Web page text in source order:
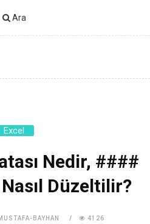
Ara
Excel
Nedir, ####
Düzeltilir?
BAYHAN 4126